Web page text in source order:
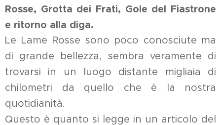
Rosse, Grotta dei Frati, Gole del Fiastrone
e ritorno alla diga.
Le Lame Rosse sono poco conosciute ma
di grande bellezza, sembra veramente di
trovarsi in un luogo distante migliaia di
chilometri da quello che è la nostra
quotidianità.
Questo è quanto si legge in un articolo del